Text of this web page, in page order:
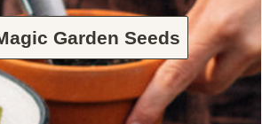
Garden Seeds